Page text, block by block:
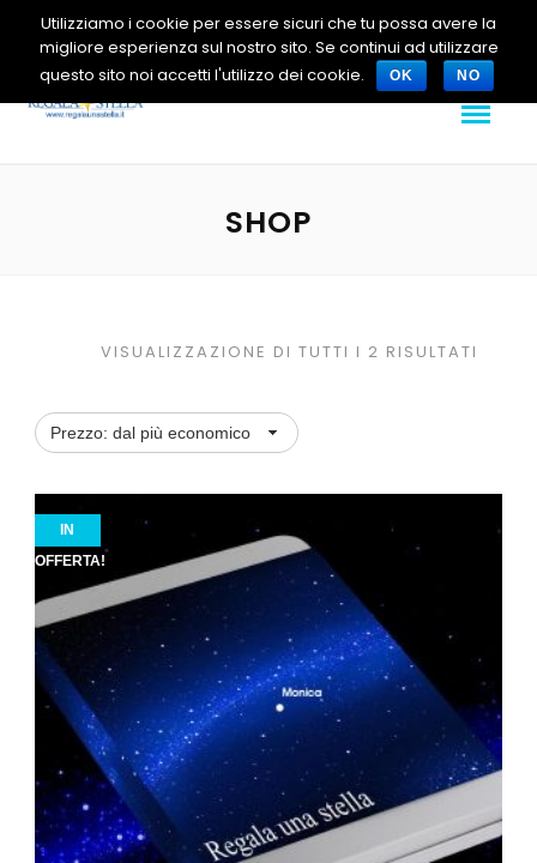
SHOP
VISUALIZZAZIONE DI TUTTI I 2 RISULTATI
IN
OFFERTA!
Utilizziamo i cookie per essere sicuri che tu possa avere la
migliore esperienza sul nostro sito. Se continui ad utilizzare
questo sito noi accetti l'utilizzo dei cookie.
OK NO